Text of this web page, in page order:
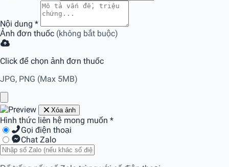
Nội dung *
Ảnh đơn thuốc (không bắt buộc)
Click để chọn ảnh đơn thuốc
JPG, PNG (Max 5MB)
Xóa ảnh
Hình thức liên hệ mong muốn *
Gọi điện thoại
Chat Zalo